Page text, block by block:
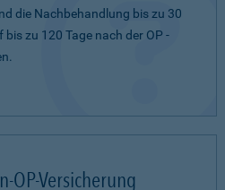
die Nachbehandlung bis zu 30
zu 120 Tage nach der OP -
OP-Versicherung